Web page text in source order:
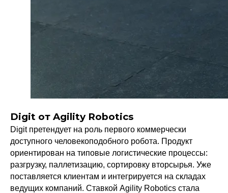
Digit от Agility Robotics
Digit претендует на роль первого коммерчески
доступного человекоподобного робота. Продукт
ориентирован на типовые логистические процессы:
разгрузку, паллетизацию, сортировку вторсырья. Уже
поставляется клиентам и интегрируется на складах
ведущих компаний. Ставкой Agility Robotics стала